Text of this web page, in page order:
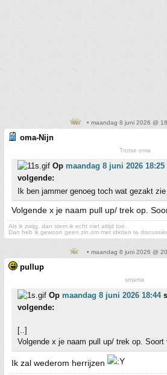
• maandag 8 juni 2026 @
oma-Nijn
Trotse oma
Op maandag 8 juni 2026 18:25
volgende:
Ik ben jammer genoeg toch wat gezakt
Volgende x je naam pull up/ trek op.
Als ik zwijg, dan stem ik echt niet altijd toe.
Dan heb ik gewoon geen zin om met idioten te
• maandag 8 juni 2026 @
pullup
smartie
Op maandag 8 juni 2026 18:44
volgende:
[..]
Volgende x je naam pull up/ trek op.
Ik zal wederom herrijzen